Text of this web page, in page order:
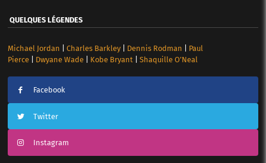
QUELQUES LÉGENDES
Michael Jordan Charles Barkley| Dennis Rodman
Paul
Pierce| Dwyane Wade| Kobe Bryant| Shaquille O’Neal
Facebook
Twitter
Instagram